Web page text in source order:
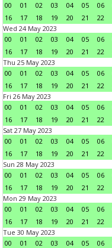
00
01 02 03 04 05 06
16
17 18 19 20 21 22
Wed 24 May 2023
00
01 02 03 04 05 06
16
17 18 19 20 21 22
Thu 25 May 2023
00
01 02 03 04 05 06
16
17 18 19 20 21 22
Fri 26 May 2023
00
01 02 03 04 05 06
16
17 18 19 20 21 22
Sat 27 May 2023
00
01 02 03 04 05 06
16
17 18 19 20 21 22
Sun 28 May 2023
00
01 02 03 04 05 06
16
17 18 19 20 21 22
Mon 29 May 2023
00
01 02 03 04 05 06
16
17 18 19 20 21 22
Tue 30 May 2023
00
01 02 03 04 05 06